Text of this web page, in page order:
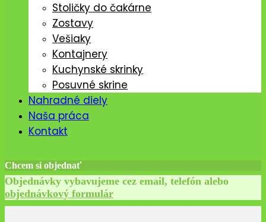
Stoličky do čakárne
Zostavy
Vešiaky
Kontajnery
Kuchynské skrinky
Posuvné skrine
Nahradné diely
Naša práca
Kontakt
Chcem si objednať
Objednávky vybavujeme cez email, telefón alebo
objednávkový formulár